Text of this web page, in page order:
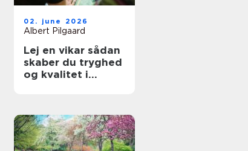
02. june 2026
Albert Pilgaard
Lej en vikar sådan
skaber du tryghed
og kvalitet i